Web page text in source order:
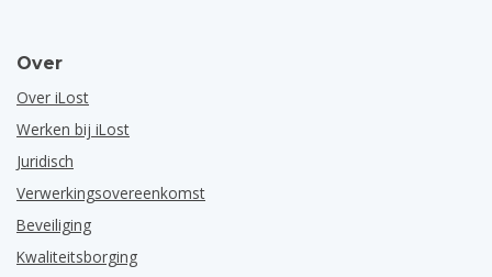
Over
Over iLost
Werken bij iLost
Juridisch
Verwerkingsovereenkomst
Beveiliging
Kwaliteitsborging